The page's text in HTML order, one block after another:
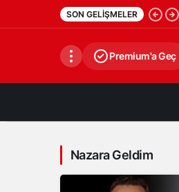
SON GELIŞMELER
Premium'a Geç
Gündüz Modu
Gündüz modunu seçin.
Nazara Geldim